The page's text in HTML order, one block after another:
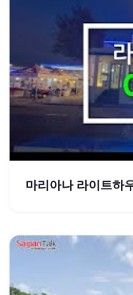
마리아나 라이트하